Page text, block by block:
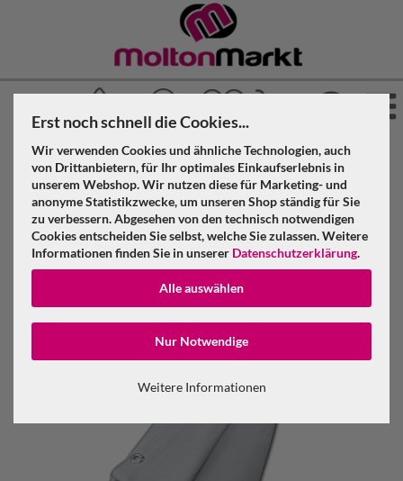
Erst noch schnell die Cookies...
Wir verwenden Cookies und ähnliche Technologien, auch
von Drittanbietern, für Ihr optimales Einkaufserlebnis in
unserem Webshop. Wir nutzen diese für Marketing- und
anonyme Statistikzwecke, um unseren Shop ständig für Sie
zu verbessern. Abgesehen von den technisch notwendigen
Cookies entscheiden Sie selbst, welche Sie zulassen. Weitere
Informationen finden Sie in unserer Datenschutzerklärung.
Alle auswählen
Nur Notwendige
Weitere Informationen
Konto erstellen
Molton Markt » Akustikstoff » Akustikvorhang geöst
Hellgrau »
Akustikvorhang hellgrau Molton 300 g/m² B=3m (geöst) x
H=5m
Akustikvorhang hellgrau Molton 300 g/m²
B=3m (geöst) x H=5m